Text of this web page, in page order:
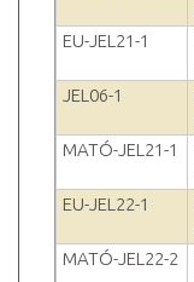
EU-JEL21-1
JEL06-1
MATÓ-JEL21-1
EU-JEL22-1
MATÓ-JEL22-2